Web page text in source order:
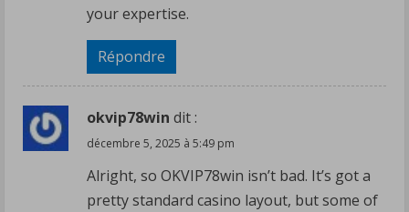
n
g
your expertise.
Répondre
okvip78win dit :
décembre 5, 2025 à 5:49 pm
Alright, so OKVIP78win isn’t bad. It’s got a
pretty standard casino layout, but some of